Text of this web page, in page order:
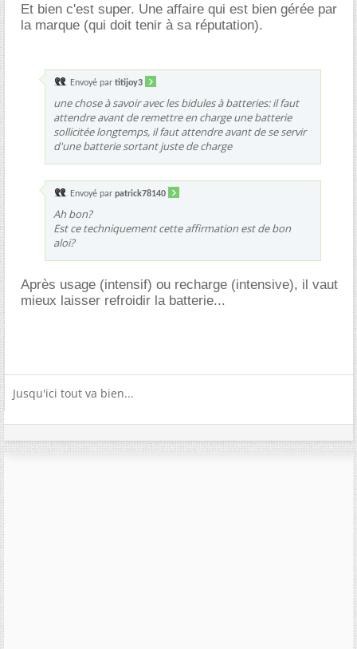
Et bien c'est super. Une affaire qui est bien gérée par
la marque (qui doit tenir à sa réputation).
Envoyé par titijoy3
une chose à savoir avec les bidules à batteries: il faut
attendre avant de remettre en charge une batterie
sollicitée longtemps, il faut attendre avant de se servir
d'une batterie sortant juste de charge
Envoyé par patrick78140
Ah bon?
Est ce techniquement cette affirmation est de bon
aloi?
Après usage (intensif) ou recharge (intensive), il vaut
mieux laisser refroidir la batterie...
Jusqu'ici tout va bien...